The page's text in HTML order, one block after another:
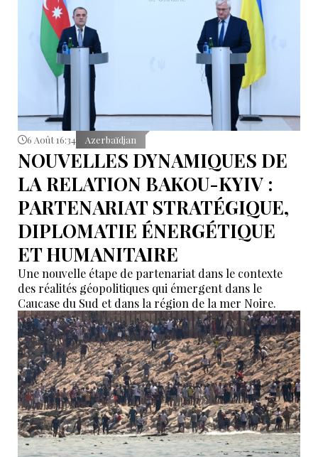
6 Août 16:34 Azerbaïdjan
NOUVELLES DYNAMIQUES DE
LA RELATION BAKOU-KYIV :
PARTENARIAT STRATÉGIQUE,
DIPLOMATIE ÉNERGÉTIQUE
ET HUMANITAIRE
Une nouvelle étape de partenariat dans le contexte
des réalités géopolitiques qui émergent dans le
Caucase du Sud et dans la région de la mer Noire.